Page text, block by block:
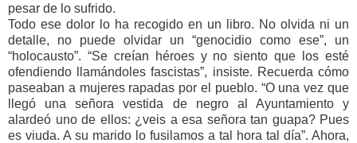
pesar de lo sufrido.
Todo ese dolor lo ha recogido en un libro. No olvida ni un
detalle, no puede olvidar un “genocidio como ese”, un
“holocausto”. “Se creían héroes y no siento que los esté
ofendiendo llamándoles fascistas”, insiste. Recuerda cómo
paseaban a mujeres rapadas por el pueblo. “O una vez que
llegó una señora vestida de negro al Ayuntamiento y
alardeó uno de ellos: ¿veis a esa señora tan guapa? Pues
es viuda. A su marido lo fusilamos a tal hora tal día”. Ahora,